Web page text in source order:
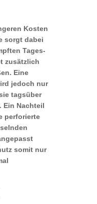
Kosten
sorgt dabei
Tages-
zusätzlich
Eine
jedoch nur
tagsüber
Ein Nachteil
perforierte
somit nur